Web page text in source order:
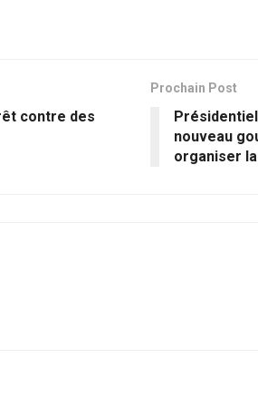
contre des
Prochain Post
nouveau
organiser